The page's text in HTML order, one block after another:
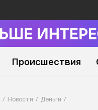
Происшествия
Новости Деньги